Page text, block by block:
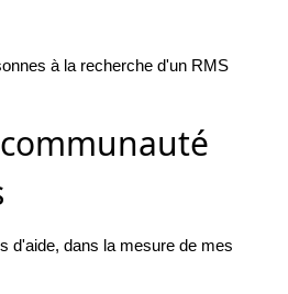
à la recherche d'un RMS
d'aide, dans la mesure de mes